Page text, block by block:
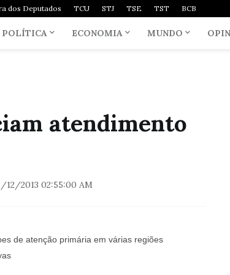
dos Deputados TCU STJ TSE TST BCB
POLÍTICA ECONOMIA MUNDO
atendimento
12/2013 02:55:00 AM
de atenção primária em várias regiões